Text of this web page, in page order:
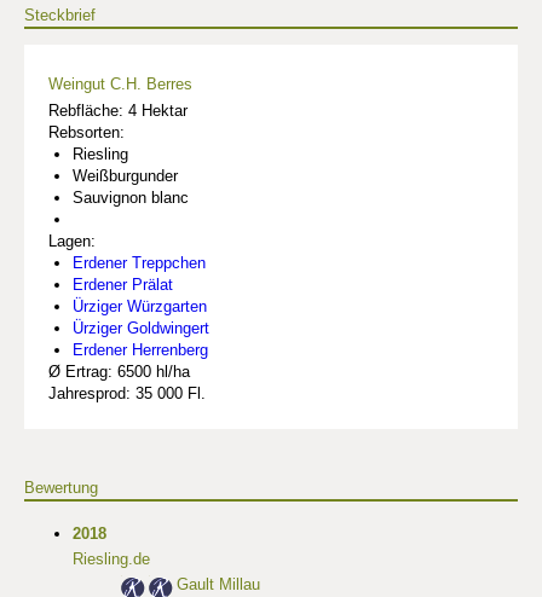
Steckbrief
Weingut C.H. Berres
Rebfläche: 4 Hektar
Rebsorten:
Riesling
Weißburgunder
Sauvignon blanc
Lagen:
Erdener Treppchen
Erdener Prälat
Ürziger Würzgarten
Ürziger Goldwingert
Erdener Herrenberg
Ø Ertrag: 6500 hl/ha
Jahresprod: 35 000 Fl.
Bewertung
2018
Riesling.de
Gault Millau